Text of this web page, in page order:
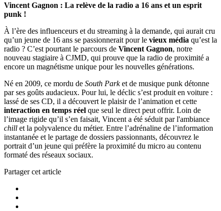
Vincent Gagnon : La relève de la radio a 16 ans et un esprit
punk !
À l’ère des influenceurs et du streaming à la demande, qui aurait cru
qu’un jeune de 16 ans se passionnerait pour le vieux média qu’est la
radio ? C’est pourtant le parcours de Vincent Gagnon, notre
nouveau stagiaire à CJMD, qui prouve que la radio de proximité a
encore un magnétisme unique pour les nouvelles générations.
Né en 2009, ce mordu de South Parket de musique punk détonne
par ses goûts audacieux. Pour lui, le déclic s’est produit en voiture :
lassé de ses CD, il a découvert le plaisir de l’animation et cette
interaction en temps réel que seul le direct peut offrir. Loin de
l’image rigide qu’il s’en faisait, Vincent a été séduit par l'ambiance
chill et la polyvalence du métier. Entre l’adrénaline de l’information
instantanée et le partage de dossiers passionnants, découvrez le
portrait d’un jeune qui préfère la proximité du micro au contenu
formaté des réseaux sociaux.
Partager cet article